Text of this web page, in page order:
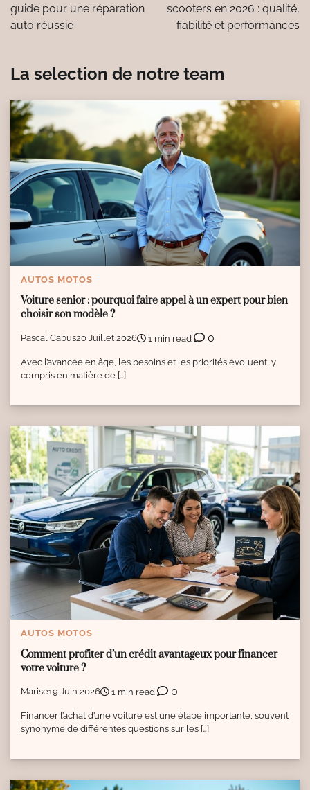
l’article
guide pour une réparation
auto réussie
scooters en 2026 : qualité,
fiabilité et performances
La selection de notre team
AUTOS MOTOS
Voiture senior : pourquoi faire appel à un expert pour bien
choisir son modèle ?
Pascal Cabus20 Juillet 2026 1 min read 0
Avec l’avancée en âge, les besoins et les priorités évoluent, y
compris en matière de […]
AUTOS MOTOS
Comment profiter d’un crédit avantageux pour financer
votre voiture ?
Marise19 Juin 2026 1 min read 0
Financer l’achat d’une voiture est une étape importante, souvent
synonyme de différentes questions sur les […]